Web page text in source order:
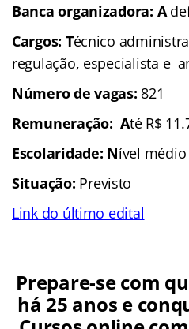
Banca organizadora: A
Cargos: Técnico
regulação, especialista e
Número de vagas: 821
Remuneração: Até R$
Escolaridade: Nível
Situação: Previsto
Link do último edital
Prepare-se com
há 25 anos e